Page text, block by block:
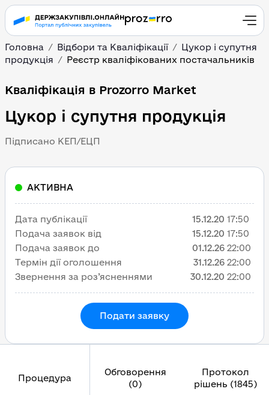
Головна Відбори та Кваліфікації
Цукор і супутня
продукція
Реєстр кваліфікованих постачальників
Кваліфікація в Prozorro Market
Цукор і супутня продукція
Підписано КЕП/ЕЦП
Процедура
Обговорення
(0)
Протокол
рішень (1845)
АКТИВНА
Дата публікації 15.12.20 17:50
Подача заявок від
15.12.20 17:50
Подача заявок до
01.12.26 22:00
Термін дії оголошення
31.12.26 22:00
Звернення за роз’ясненнями
30.12.20 22:00
Подати заявку